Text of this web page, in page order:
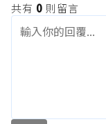
共有 0 則留言